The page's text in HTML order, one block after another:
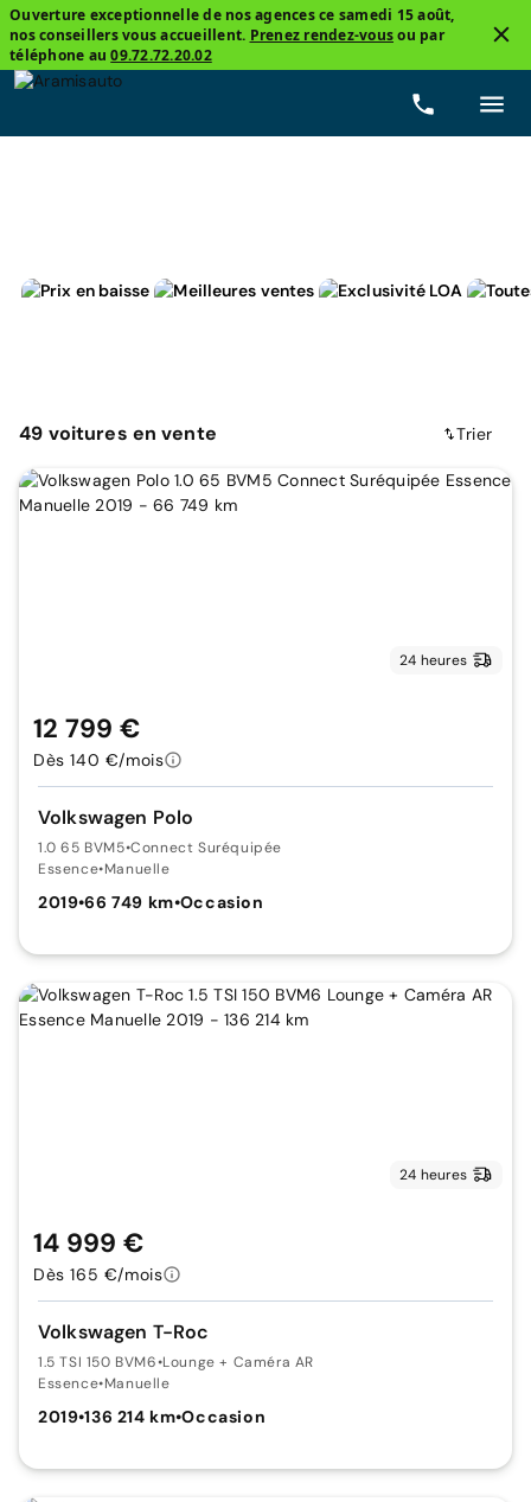
Ouverture exceptionnelle de nos agences ce samedi 15 août,
nos conseillers vous accueillent. Prenez rendez-vousou par
téléphone au09.72.72.20.02
Prix
49 voitures en vente Trier
24 heures
Volkswagen Polo
1.0 65 BVM5•Connect Suréquipée
Essence•Manuelle
2019•66 749 km•Occasion
12 799 €
Dès 140 €/mois
24 heures
Volkswagen T-Roc
1.5 TSI 150 BVM6•Lounge + Caméra AR
Essence•Manuelle
2019•136 214 km•Occasion
14 999 €
Dès 165 €/mois